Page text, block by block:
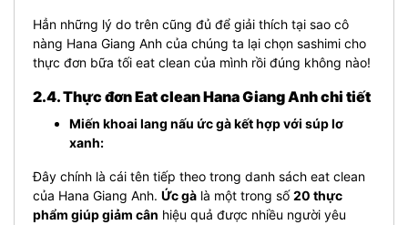
Hẳn những lý do trên cũng đủ để giải thích tại sao cô
nàng Hana Giang Anh của chúng ta lại chọn sashimi cho
thực đơn bữa tối eat clean của mình rồi đúng không nào!
2.4. Thực đơn Eat clean Hana Giang Anh chi tiết
Miến khoai lang nấu ức gà kết hợp với súp lơ
xanh:
Đây chính là cái tên tiếp theo trong danh sách eat clean
của Hana Giang Anh. Ức gà là một trong số20 thực
phẩm giúp giảm cân hiệu quả được nhiều người yêu